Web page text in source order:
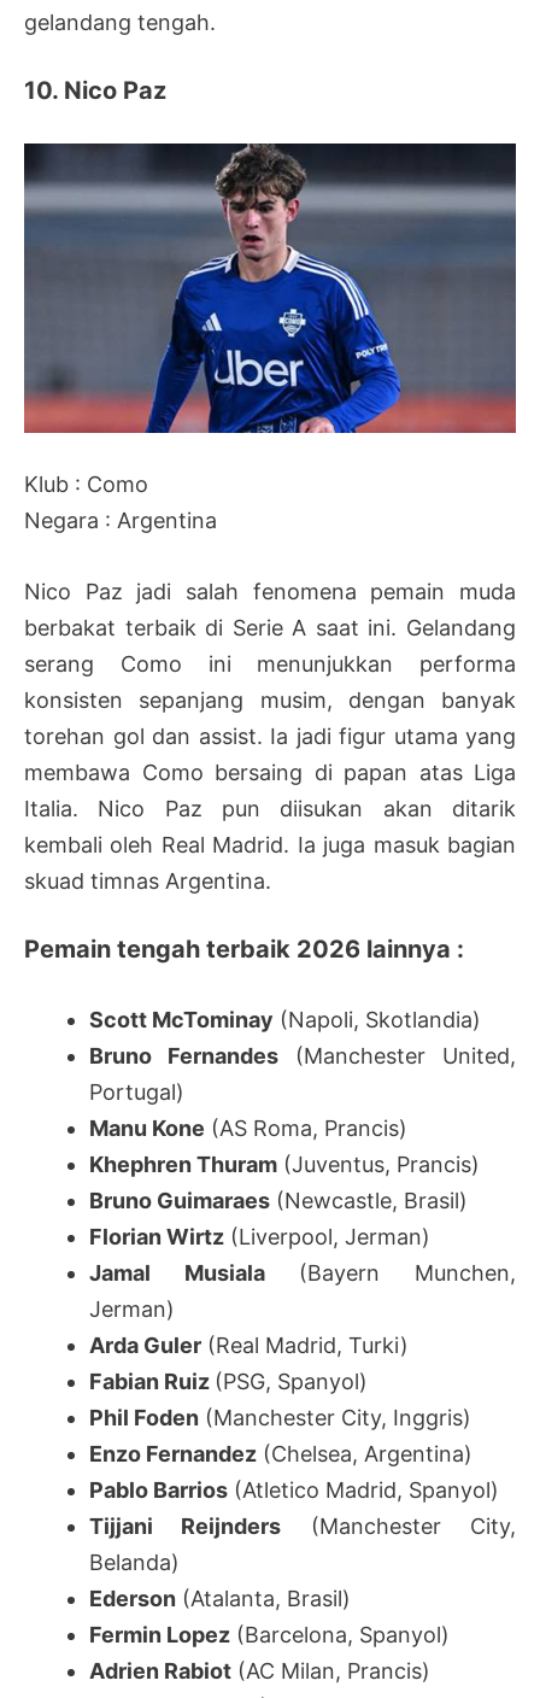
gelandang tengah.
10. Nico Paz
Klub : Como
Negara : Argentina
Nico Paz jadi salah fenomena pemain muda
berbakat terbaik di Serie A saat ini. Gelandang
serang Como ini menunjukkan performa
konsisten sepanjang musim, dengan banyak
torehan gol dan assist. Ia jadi figur utama yang
membawa Como bersaing di papan atas Liga
Italia. Nico Paz pun diisukan akan ditarik
kembali oleh Real Madrid. Ia juga masuk bagian
skuad timnas Argentina.
Pemain tengah terbaik 2026 lainnya :
Scott McTominay (Napoli, Skotlandia)
Bruno Fernandes (Manchester United,
Portugal)
Manu Kone (AS Roma, Prancis)
Khephren Thuram (Juventus, Prancis)
Bruno Guimaraes (Newcastle, Brasil)
Florian Wirtz (Liverpool, Jerman)
Jamal Musiala(Bayern Munchen,
Jerman)
Arda Guler (Real Madrid, Turki)
Fabian Ruiz (PSG, Spanyol)
Phil Foden (Manchester City, Inggris)
Enzo Fernandez (Chelsea, Argentina)
Pablo Barrios (Atletico Madrid, Spanyol)
Tijjani Reijnders (Manchester City,
Belanda)
Ederson (Atalanta, Brasil)
Fermin Lopez (Barcelona, Spanyol)
Adrien Rabiot (AC Milan, Prancis)